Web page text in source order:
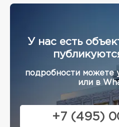
У нас есть
подробности можете
или в
+7 (495)